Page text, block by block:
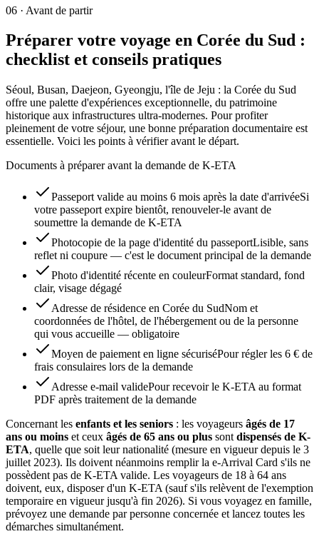
06 · Avant de partir
Préparer votre voyage en Corée du Sud :
checklist et conseils pratiques
Séoul, Busan, Daejeon, Gyeongju, l'île de Jeju : la Corée du Sud
offre une palette d'expériences exceptionnelle, du patrimoine
historique aux infrastructures ultra-modernes. Pour profiter
pleinement de votre séjour, une bonne préparation documentaire est
essentielle. Voici les points à vérifier avant le départ.
Documents à préparer avant la demande de K-ETA
Passeport valide au moins 6 mois après la date d'arrivéeSi
votre passeport expire bientôt, renouveler-le avant de
soumettre la demande de K-ETA
Photocopie de la page d'identité du passeportLisible, sans
reflet ni coupure — c'est le document principal de la demande
Photo d'identité récente en couleurFormat standard, fond
clair, visage dégagé
Adresse de résidence en Corée du SudNom et
coordonnées de l'hôtel, de l'hébergement ou de la personne
qui vous accueille — obligatoire
Moyen de paiement en ligne sécuriséPour régler les 6 € de
frais consulaires lors de la demande
Adresse e-mail validePour recevoir le K-ETA au format
PDF après traitement de la demande
Concernant les enfants et les seniors : les voyageurs âgés de 17
ans ou moins et ceux âgés de 65 ans ou plus sont dispensés de K-
ETA, quelle que soit leur nationalité (mesure en vigueur depuis le 3
juillet 2023). Ils doivent néanmoins remplir la e-Arrival Card s'ils ne
possèdent pas de K-ETA valide. Les voyageurs de 18 à 64 ans
doivent, eux, disposer d'un K-ETA (sauf s'ils relèvent de l'exemption
temporaire en vigueur jusqu'à fin 2026). Si vous voyagez en famille,
prévoyez une demande par personne concernée et lancez toutes les
démarches simultanément.